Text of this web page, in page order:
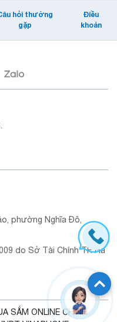
hỏi thường
gặp
Điều
khoản
phường Nghĩa Đô,
do Sở Tài Chính TP. Hà
SẮM ONLINE CHÍNH